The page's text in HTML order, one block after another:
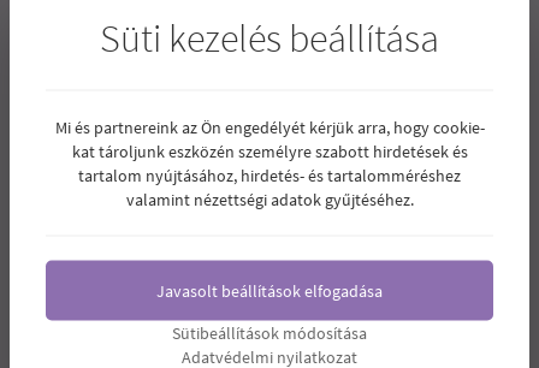
NATURGOLD BIO TÖNKÖLY TALLÉR
MEDVEHAGYMÁS 100G
Süti kezelés beállítása
Mi és partnereink az Ön engedélyét kérjük arra, hogy cookie-
kat tároljunk eszközén személyre szabott hirdetések és
tartalom nyújtásához, hirdetés- és tartalomméréshez
valamint nézettségi adatok gyűjtéséhez.
Javasolt beállítások elfogadása
Sütibeállítások módosítása
Adatvédelmi nyilatkozat